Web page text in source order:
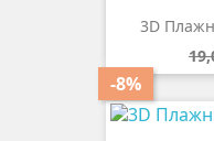
3D
-8%